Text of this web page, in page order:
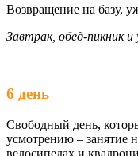
Возвращение на базу,
Завтрак, обед-пикник
6 день
Свободный день,
усмотрению – занятие
велосипедах и